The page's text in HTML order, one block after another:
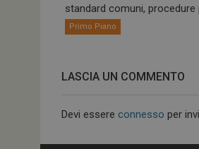
standard comuni, procedure
Primo Piano
LASCIA UN COMMENTO
Devi essere connesso per